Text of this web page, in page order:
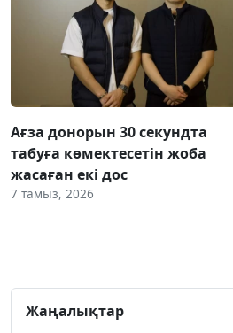
Ағза донорын 30 секундта
табуға көмектесетін жоба
жасаған екі дос
7 тамыз, 2026
Жаңалықтар